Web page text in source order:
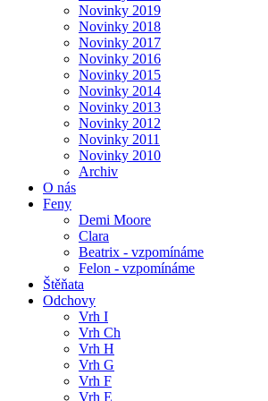
Novinky 2019
Novinky 2018
Novinky 2017
Novinky 2016
Novinky 2015
Novinky 2014
Novinky 2013
Novinky 2012
Novinky 2011
Novinky 2010
Archiv
O nás
Feny
Demi Moore
Clara
Beatrix - vzpomínáme
Felon - vzpomínáme
Štěňata
Odchovy
Vrh I
Vrh Ch
Vrh H
Vrh G
Vrh F
Vrh E